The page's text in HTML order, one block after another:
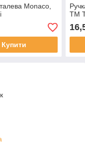
Monaco,
Купити
TM